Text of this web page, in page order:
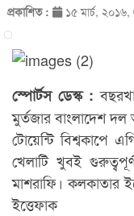
প্রকাশিত : ১৫ মার্চ, ২০১৬,
স্পোর্টস ডেস্ক :
মুর্তজার বাংলাদেশ দল
টোয়েন্টি বিশ্বকাপে
খেলাটি খুবই
মাশরাফি। কলকাতার
ইত্তেফাক